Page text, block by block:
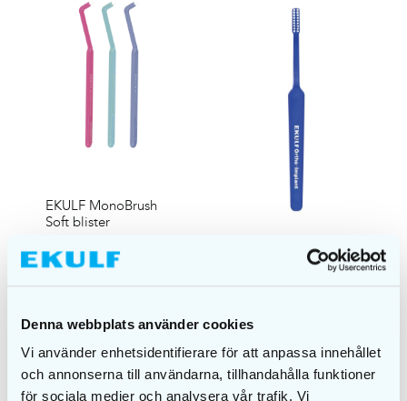
Denna webbplats använder cookies
Vi använder enhetsidentifierare för att anpassa innehållet
och annonserna till användarna, tillhandahålla funktioner
för sociala medier och analysera vår trafik. Vi
EKULF MonoBrush
Soft blister
€1,60
SELECT
OPTIONS
EKULF Ortho Implant
Brush, cellophane
€
ADD TO CART